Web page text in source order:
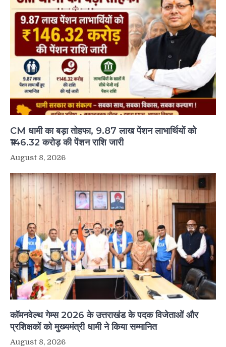
CM धामी का बड़ा तोहफा, 9.87 लाख पेंशन लाभार्थियों को
₹146.32 करोड़ की पेंशन राशि जारी
August 8, 2026
कॉमनवेल्थ गेम्स 2026 के उत्तराखंड के पदक विजेताओं और
प्रशिक्षकों को मुख्यमंत्री धामी ने किया सम्मानित
August 8, 2026